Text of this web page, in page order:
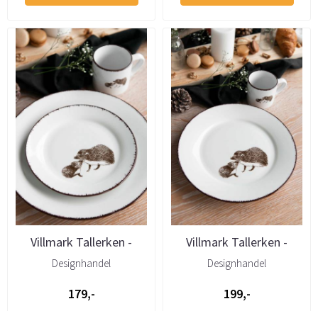
Villmark Tallerken -
Pinnsvin 19cm
Designhandel
179,-
Villmark Tallerken -
Pinnsvin 27cm
Designhandel
199,-